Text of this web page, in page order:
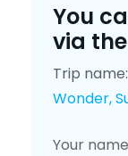
You
via
Trip name:
Wonder,
Your